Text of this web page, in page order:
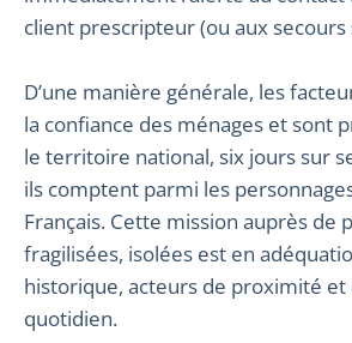
client prescripteur (ou aux secours
D’une manière générale, les
la confiance des ménages et sont
le territoire national, six jours sur
ils comptent parmi les
Français. Cette mission auprès de
fragilisées, isolées est en
historique, acteurs de proximité et
quotidien.